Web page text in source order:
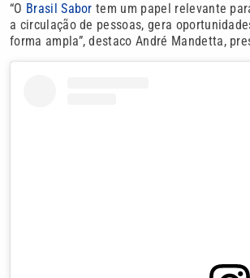
“O Brasil Sabor tem um papel relevante
a circulação de pessoas, gera
forma ampla”, destaco André Mandetta,